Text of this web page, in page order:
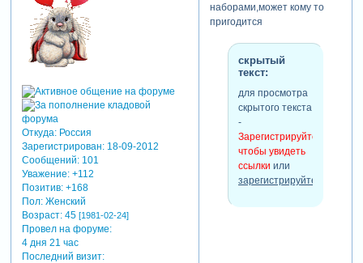
Откуда:Россия
Зарегистрирован: 18-09-2012
Сообщений:101
Уважение: +112
Позитив: +168
Пол:Женский
Возраст:45 [1981-02-24]
Провел на форуме:
4 дня 21 час
Последний визит:
наборами,может кому то
пригодится
скрытый
текст:
для просмотра
скрытого текста
-
Зарегистрируйтесь,
чтобы увидеть
ссылки или
зарегистрируйтесь